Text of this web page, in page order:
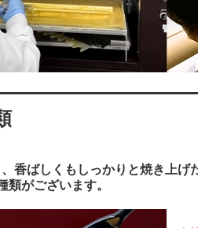
香ばしくもしっかりと焼き上げ
類がございます。